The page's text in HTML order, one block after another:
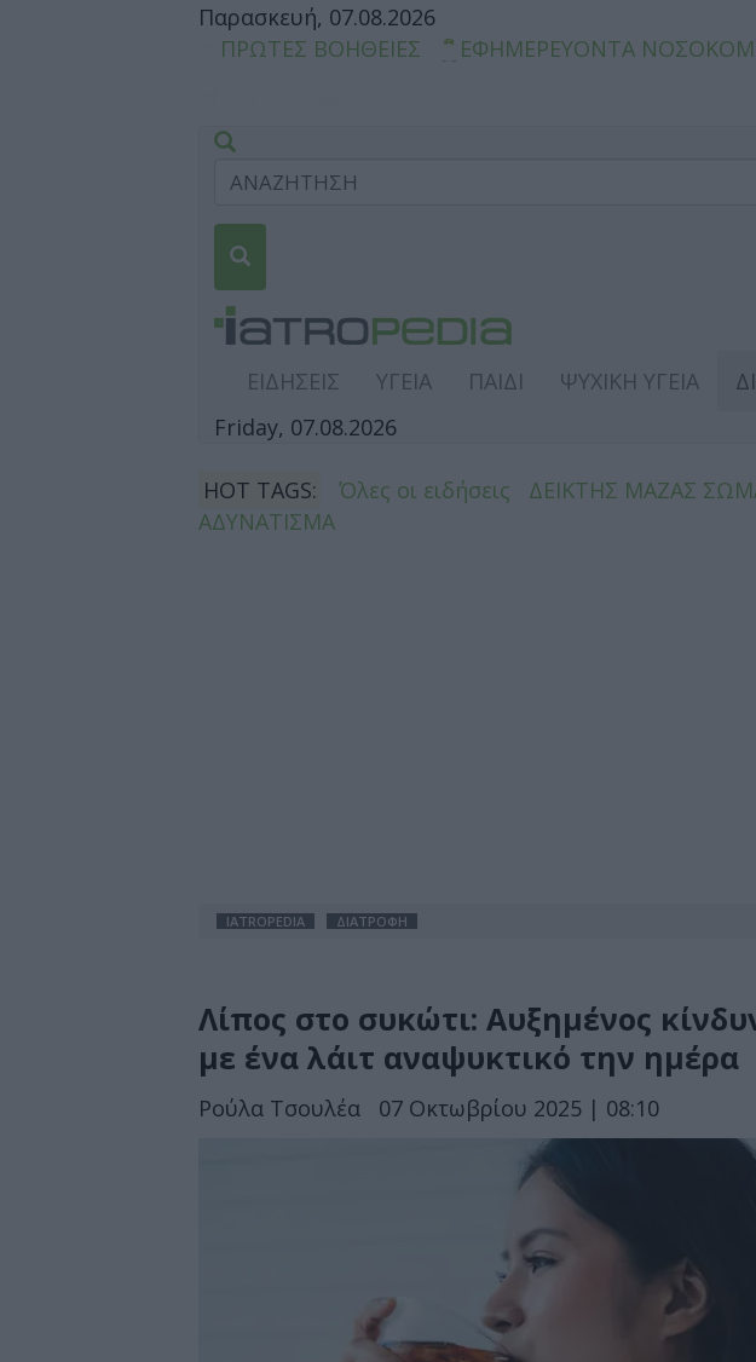
Παρασκευή, 07.08.2026
ΠΡΩΤΕΣ ΒΟΗΘΕΙΕΣ
ΕΦΗΜΕΡΕΥΟΝΤΑ
ΕΙΔΗΣΕΙΣ ΥΓΕΙΑ ΠΑΙΔΙ ΨΥΧΙΚΗ ΥΓΕΙΑ
Friday, 07.08.2026
HOT TAGS: Όλες οι ειδήσεις ΔΕΙΚΤΗΣ ΜΑΖΑΣ
ΑΔΥΝΑΤΙΣΜΑ
IATROPEDIA ΔΙΑΤΡΟΦΗ
Λίπος στο συκώτι: Αυξημένος
με ένα λάιτ αναψυκτικό την ημέρα
Ρούλα Τσουλέα 07 Οκτωβρίου 2025 | 08:10